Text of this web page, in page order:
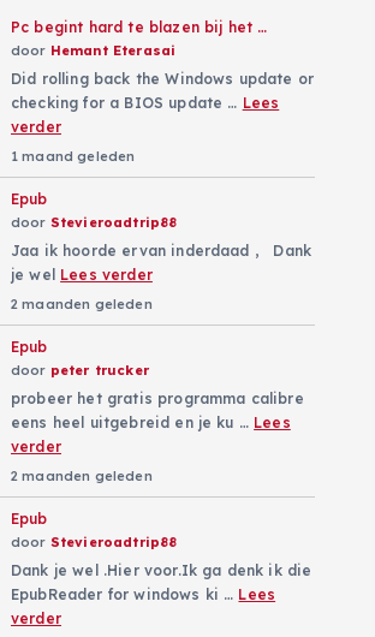
Pc begint hard te blazen bij het …
door Hemant Eterasai
Did rolling back the Windows update or
checking for a BIOS update … Lees
verder
1 maand geleden
Epub
door Stevieroadtrip88
Jaa ik hoorde ervan inderdaad , Dank
je wel Lees verder
2 maanden geleden
Epub
door peter trucker
probeer het gratis programma calibre
eens heel uitgebreid en je ku … Lees
verder
2 maanden geleden
Epub
door Stevieroadtrip88
Dank je wel .Hier voor.Ik ga denk ik die
EpubReader for windows ki … Lees
verder